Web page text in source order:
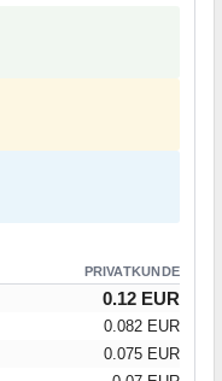
PRIVATKUNDE
0.12 EUR
0.082 EUR
0.075 EUR